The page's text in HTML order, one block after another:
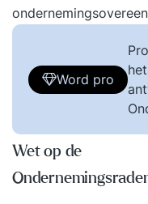
Word pro
Wet op de